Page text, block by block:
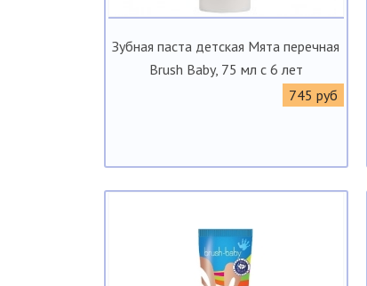
Зубная паста детская Мята перечная
Brush Baby, 75 мл с 6 лет
745 руб